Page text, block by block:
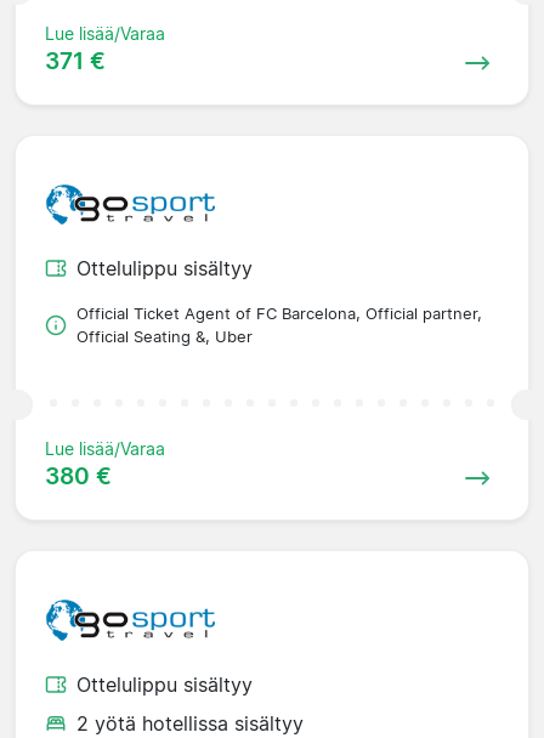
Lue lisää/Varaa
371 €
Ottelulippu sisältyy
Official Ticket Agent of FC Barcelona, Official partner,
Official Seating &, Uber
Lue lisää/Varaa
380 €
Ottelulippu sisältyy
2 yötä hotellissa sisältyy